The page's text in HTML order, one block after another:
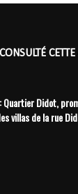
Quartier Didot,
villas de la rue